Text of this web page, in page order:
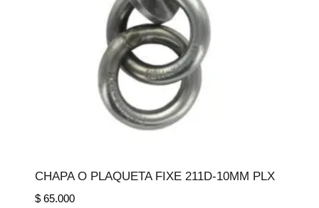
CHAPA O PLAQUETA FIXE 211D-10MM PLX
$65.000